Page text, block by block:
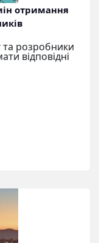
отримання
та розробники
відповідні